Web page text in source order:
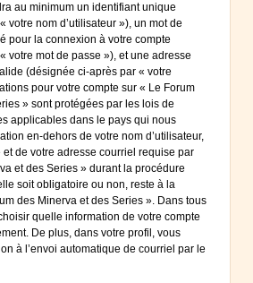
au minimum un identifiant unique
votre nom d’utilisateur »), un mot de
pour la connexion à votre compte
votre mot de passe »), et une adresse
(désignée ci-après par « votre
pour votre compte sur « Le Forum
» sont protégées par les lois de
applicables dans le pays qui nous
en-dehors de votre nom d’utilisateur,
et de votre adresse courriel requise par
et des Series » durant la procédure
soit obligatoire ou non, reste à la
des Minerva et des Series ». Dans tous
quelle information de votre compte
De plus, dans votre profil, vous
à l’envoi automatique de courriel par le